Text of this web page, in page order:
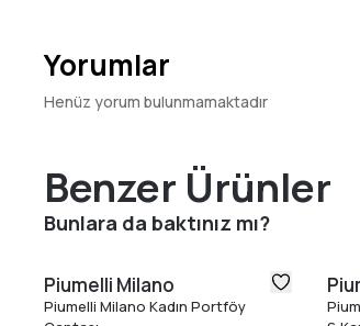
Yorumlar
Henüz yorum bulunmamaktadır
Benzer Ürünler
Bunlara da baktınız mı?
Piumelli Milano
Piumelli Milano Kadın Portföy